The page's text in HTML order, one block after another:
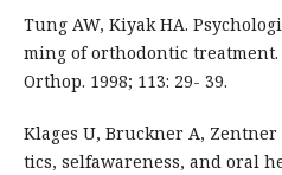
Tung AW, Kiyak HA.
ming of orthodontic treatment.
Orthop. 1998; 113: 29- 39.
Klages U, Bruckner A, Zentner
tics, selfawareness, and oral